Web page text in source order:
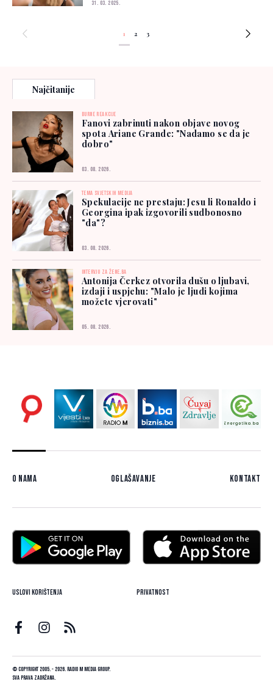
31. 03. 2025.
1 2 3
Najčitanije
BURNE REAKCIJE
Fanovi zabrinuti nakon objave novog
spota Ariane Grande: "Nadamo se da je
dobro"
03. 08. 2026.
TEMA SVJETSKIH MEDIJA
Spekulacije ne prestaju: Jesu li Ronaldo i
Georgina ipak izgovorili sudbonosno
"da"?
03. 08. 2026.
INTERVJU ZA ŽENE.BA
Antonija Čerkez otvorila dušu o ljubavi,
izdaji i uspjehu: "Malo je ljudi kojima
možete vjerovati"
05. 08. 2026.
O nama Oglašavanje Kontakt
Uslovi korištenja Privatnost
© Copyright 2005. - 2026. Radio M Media Group.
Sva prava zadržana.